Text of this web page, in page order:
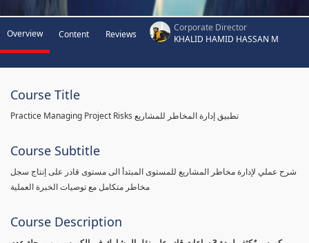
Overview Content Reviews
Corporate Director
KHALID HAMID HASSAN M
Course Title
Practice Managing Project Risks تطبيق إدارة المخاطر للمشاريع
Course Subtitle
شرح عملي لإدارة مخاطر المشاريع للمستوى المبتدأ الى مستوى قادر على إنتاج سجل
مخاطر متكامل مع توصيات الخبرة العملية
Course Description